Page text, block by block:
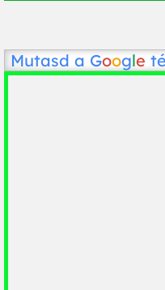
Mutasd a Google